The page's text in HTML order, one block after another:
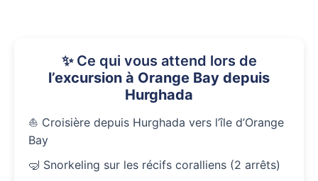
✨ Ce qui vous attend lors de
l’excursion à Orange Bay depuis
Hurghada
⛵ Croisière depuis Hurghada vers l’île d’Orange
Bay
🤿 Snorkeling sur les récifs coralliens (2 arrêts)